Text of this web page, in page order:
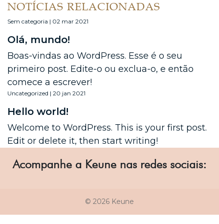
NOTÍCIAS RELACIONADAS
Sem categoria | 02 mar 2021
Olá, mundo!
Boas-vindas ao WordPress. Esse é o seu
primeiro post. Edite-o ou exclua-o, e então
comece a escrever!
Uncategorized | 20 jan 2021
Hello world!
Welcome to WordPress. This is your first post.
Edit or delete it, then start writing!
Acompanhe a Keune nas redes sociais:
© 2026 Keune